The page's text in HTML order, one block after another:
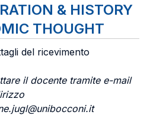
& HISTORY
THOUGHT
del ricevimento
il docente tramite e-mail